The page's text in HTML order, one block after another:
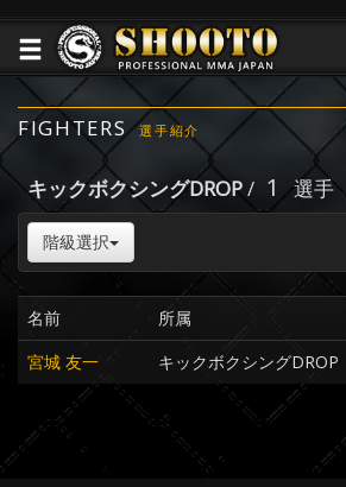
FIGHTERS 選手紹介
キックボクシングDROP/ 1 選手
階級選択
名前 所属
宮城 友一
キックボクシングDROP